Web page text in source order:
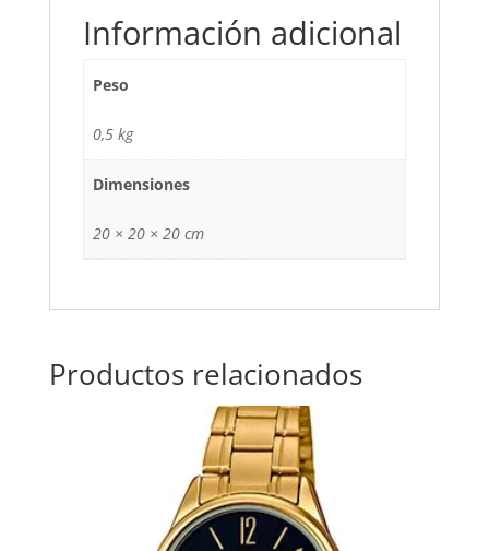
CasualInformación adicional
Peso
0,5 kg
Dimensiones
20 × 20 × 20 cm
Productos relacionados